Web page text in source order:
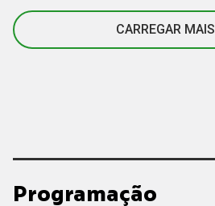
CARREGAR MAIS
Programação